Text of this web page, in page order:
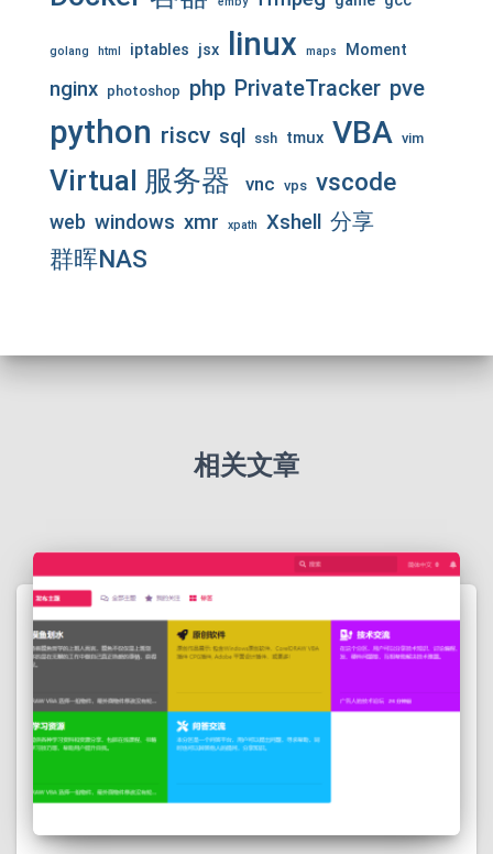
golang html iptables jsx linux maps Moment
nginx photoshop php PrivateTracker pve
python riscv sql ssh tmux VBA vim
Virtual 服务器 vnc vps vscode
web windows xmr xpath Xshell 分享
群晖NAS
相关文章